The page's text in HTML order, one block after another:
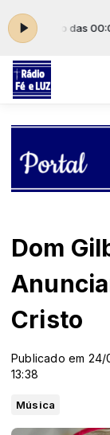
das 00:00
Dom
Cristo
Publicado em 24/
13:38
Música